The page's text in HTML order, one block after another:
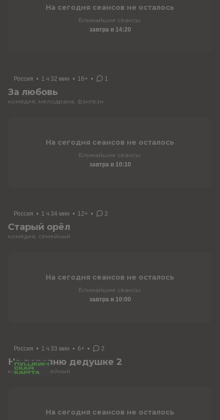
На сегодня сеансов не осталось
Ближайшие сеансы:
завтра в 14:20
Россия • 1 ч 32 мин • 16+ • 1
За любовь
комедия, мелодрама, фэнтези
На сегодня сеансов не осталось
Ближайшие сеансы:
завтра в 10:10
Россия • 1 ч 34 мин • 12+ • 2
Старый орёл
комедия, семейный
На сегодня сеансов не осталось
Ближайшие сеансы:
завтра в 10:00
Россия • 1 ч 33 мин • 6+ • 2
На деревню дедушке 2
комедия, семейный
На сегодня сеансов не осталось